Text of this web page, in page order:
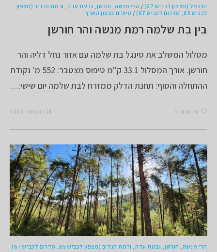
הכרמל (מצפון לכביש 67) / הרי מנשה, חורשן, גבעת עדה, ורמת הנדיב (מצפון
לכביש 65, מדרום לכביש 67)
/ טיולים בצפון הארץ
בין בת שלמה רמת מנשה והר חורשן
מסלול המשלב את סינגל בת שלמה עם אזור נחל דליה והר
חורשן. אורך המסלול 33.1 ק"מ טיפוס מצטבר: 552 מ' נקודת
ההתחלה והסוף: תחנת הדלק ממזרח לבת שלמה יום שישי:…
אין תגובות 14 בנובמבר 2023
הרי מנשה, חורשן, גבעת עדה, ורמת הנדיב (מצפון לכביש 65, מדרום לכביש 67)